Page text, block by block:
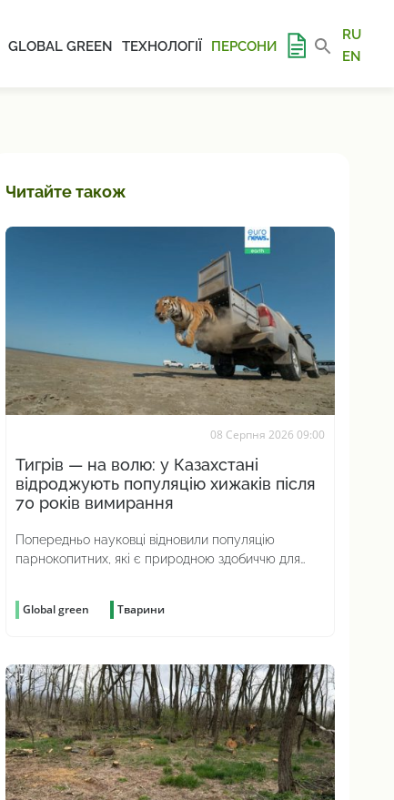
GLOBAL GREEN ТЕХНОЛОГІЇ ПЕРСОНИ
RU
EN
Читайте також
08 Серпня 2026 09:00
Тигрів — на волю: у Казахстані
відроджують популяцію хижаків після
70 років вимирання
Попередньо науковці відновили популяцію
парнокопитних, які є природною здобиччю для
Global green Тварини